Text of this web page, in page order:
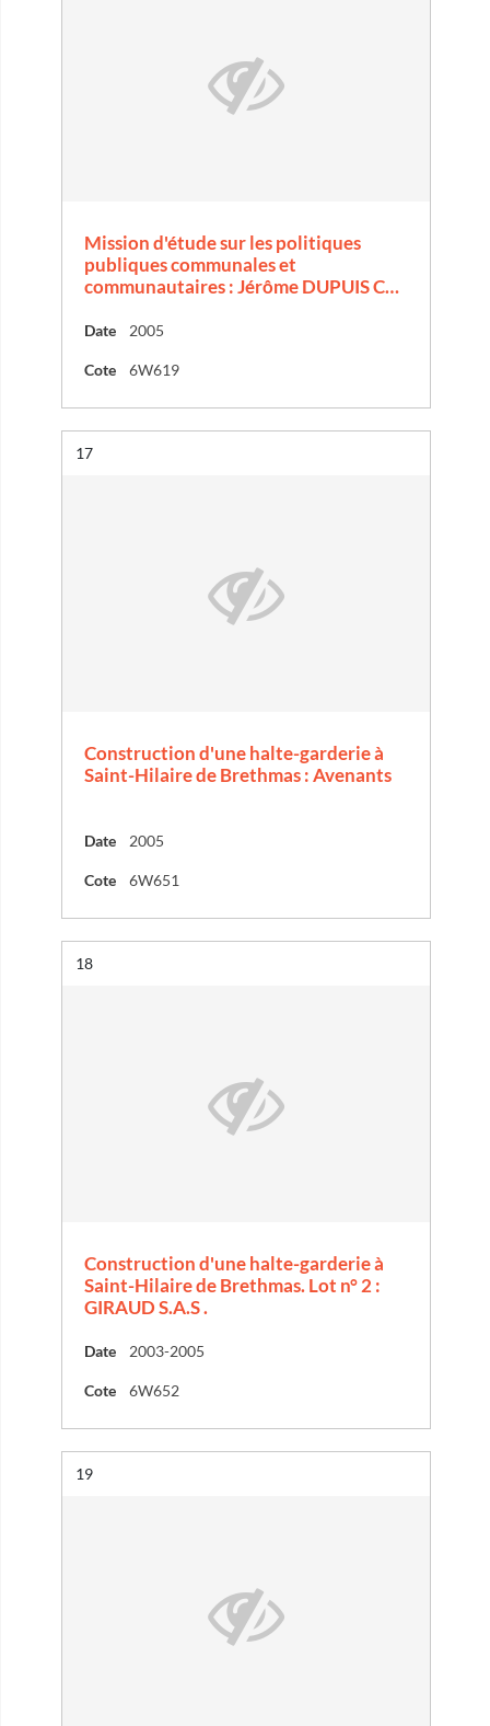
Mission d'étude sur les politiques
publiques communales et
communautaires : Jérôme DUPUIS C…
Date 2005
Cote 6W619
Résultat n°
17
Construction d'une halte-garderie à
Saint-Hilaire de Brethmas : Avenants
Date 2005
Cote 6W651
Résultat n°
18
Construction d'une halte-garderie à
Saint-Hilaire de Brethmas. Lot n° 2 :
GIRAUD S.A.S .
Date 2003-2005
Cote 6W652
Résultat n°
19